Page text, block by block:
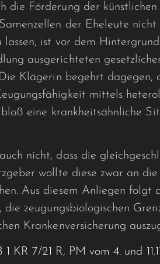
die Förderung der künstlichen
der Eheleute nicht
lassen, ist vor dem
ausgerichteten
Klägerin begehrt dagegen,
mittels
eine krankheitsähnliche
nicht, dass die
wollte diese zwar an die
Aus diesem Anliegen folgt
zeugungsbiologi­schen
Krankenversicherung
1 KR 7/21 R, PM vom 4. und